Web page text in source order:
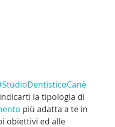
la tipologia di
più adatta a te in
obiettivi ed alle